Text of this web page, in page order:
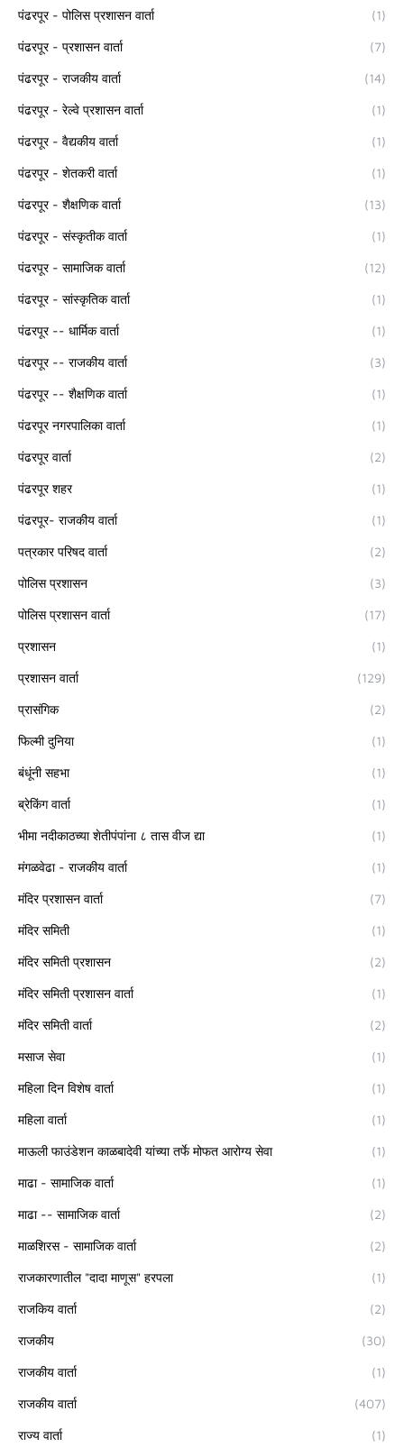
पंढरपूर - पोलिस प्रशासन वार्ता (1)
पंढरपूर - प्रशासन वार्ता (7)
पंढरपूर - राजकीय वार्ता (14)
पंढरपूर - रेल्वे प्रशासन वार्ता (1)
पंढरपूर - वैद्यकीय वार्ता (1)
पंढरपूर - शेतकरी वार्ता (1)
पंढरपूर - शैक्षणिक वार्ता (13)
पंढरपूर - संस्कृतीक वार्ता (1)
पंढरपूर - सामाजिक वार्ता (12)
पंढरपूर - सांस्कृतिक वार्ता (1)
पंढरपूर -- धार्मिक वार्ता (1)
पंढरपूर -- राजकीय वार्ता (3)
पंढरपूर -- शैक्षणिक वार्ता (1)
पंढरपूर नगरपालिका वार्ता (1)
पंढरपूर वार्ता (2)
पंढरपूर शहर (1)
पंढरपूर- राजकीय वार्ता (1)
पत्रकार परिषद वार्ता (2)
पोलिस प्रशासन (3)
पोलिस प्रशासन वार्ता (17)
प्रशासन (1)
प्रशासन वार्ता (129)
प्रासंगिक (2)
फिल्मी दुनिया (1)
बंधूंनी सहभा (1)
ब्रेकिंग वार्ता (1)
भीमा नदीकाठच्या शेतीपंपांना ८ तास वीज द्या (1)
मंगळवेढा - राजकीय वार्ता (1)
मंदिर प्रशासन वार्ता (7)
मंदिर समिती (1)
मंदिर समिती प्रशासन (2)
मंदिर समिती प्रशासन वार्ता (1)
मंदिर समिती वार्ता (2)
मसाज सेवा (1)
महिला दिन विशेष वार्ता (1)
महिला वार्ता (1)
माऊली फाउंडेशन काळबादेवी यांच्या तर्फे मोफत आरोग्य सेवा (1)
माढा - सामाजिक वार्ता (1)
माढा -- सामाजिक वार्ता (2)
माळशिरस - सामाजिक वार्ता (2)
राजकारणातील "दादा माणूस" हरपला (1)
राजकिय वार्ता (2)
राजकीय (30)
राजकीय वार्ता (1)
राजकीय वार्ता (407)
राज्य वार्ता (1)